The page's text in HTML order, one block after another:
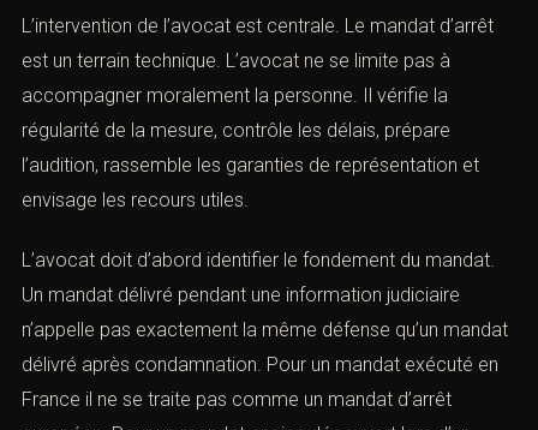
(Mandat d’arrêt : réagir en urgence,
droits et stratégie pénale)
L’intervention de l’avocat est centrale. Le mandat d’arrêt
est un terrain technique. L’avocat ne se limite pas à
accompagner moralement la personne. Il vérifie la
régularité de la mesure, contrôle les délais, prépare
l’audition, rassemble les garanties de représentation et
envisage les recours utiles.
L’avocat doit d’abord identifier le fondement du mandat.
Un mandat délivré pendant une information judiciaire